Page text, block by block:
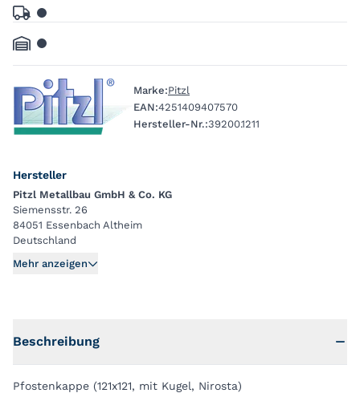
Marke:Pitzl
EAN:4251409407570
Hersteller-Nr.:39200.1211
Hersteller
Pitzl Metallbau GmbH & Co. KG
Siemensstr. 26
84051 Essenbach Altheim
Deutschland
Mehr anzeigen
Beschreibung
Pfostenkappe (121x121, mit Kugel, Nirosta)